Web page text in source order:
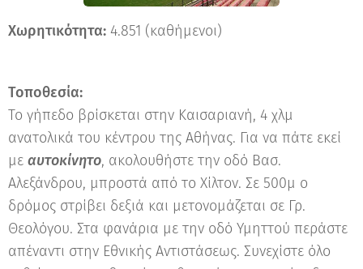
Χωρητικότητα: 4.851 (καθήμενοι)
Τοποθεσία:
Το γήπεδο βρίσκεται στην Καισαριανή, 4 χλμ
ανατολικά του κέντρου της Αθήνας. Για να πάτε εκεί
με αυτοκίνητο, ακολουθήστε την οδό Βασ.
Αλεξάνδρου, μπροστά από το Χίλτον. Σε 500μ ο
δρόμος στρίβει δεξιά και μετονομάζεται σε Γρ.
Θεολόγου. Στα φανάρια με την οδό Υμηττού περάστε
απέναντι στην Εθνικής Αντιστάσεως. Συνεχίστε όλο